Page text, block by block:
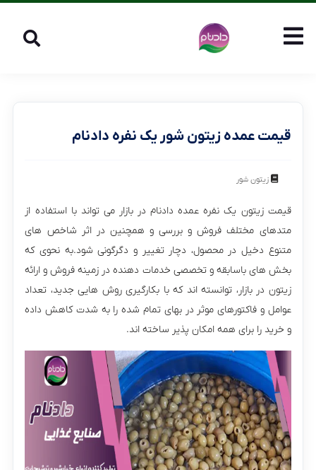
قیمت عمده زیتون شور یک نفره دادنام
زیتون شور
قیمت زیتون یک نفره عمده دادنام در بازار می تواند با استفاده از
متدهای مختلف فروش و بررسی و همچنین در اثر شاخص های
متنوع دخیل در محصول، دچار تغییر و دگرگونی شود.به نحوی که
بخش های باسابقه و تخصصی خدمات دهنده در زمینه فروش و ارائه
زیتون در بازار، توانسته اند که با بکارگیری روش هایی جدید، تعداد
عوامل و فاکتورهای موثر در بهای تمام شده را به شدت کاهش داده
و خرید را برای همه امکان پذیر ساخته اند.